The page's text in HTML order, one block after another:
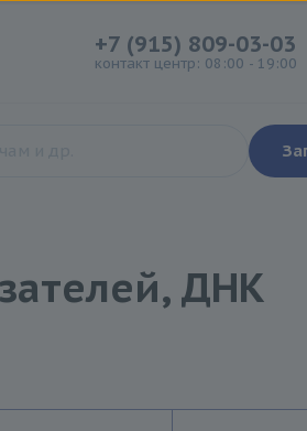
+7 (915) 809-03-03
контакт центр: 08:00 - 19:00
ДНК